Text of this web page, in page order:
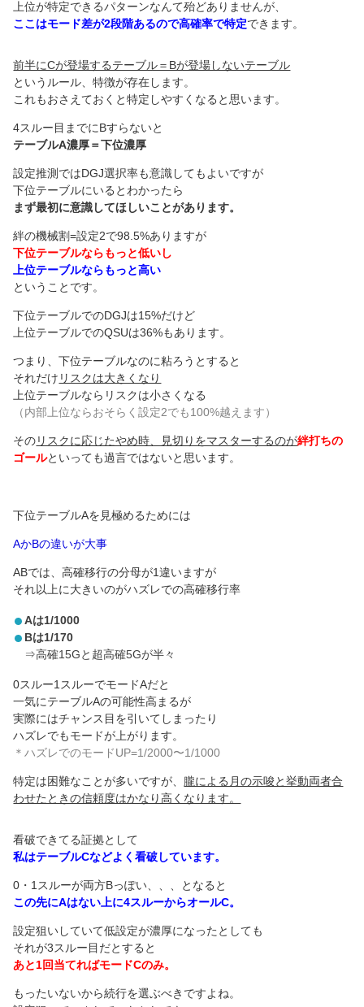
上位が特定できるパターンなんて殆どありませんが、
ここはモード差が2段階あるので高確率で特定できます。
前半にCが登場するテーブル＝Bが登場しないテーブル
というルール、特徴が存在します。
これもおさえておくと特定しやすくなると思います。
4スルー目までにBすらないと
テーブルA濃厚＝下位濃厚
設定推測ではDGJ選択率も意識してもよいですが
下位テーブルにいるとわかったら
まず最初に意識してほしいことがあります。
絆の機械割=設定2で98.5%ありますが
下位テーブルならもっと低いし
上位テーブルならもっと高い
ということです。
下位テーブルでのDGJは15%だけど
上位テーブルでのQSUは36%もあります。
つまり、下位テーブルなのに粘ろうとすると
それだけ リスクは大きくなり
上位テーブルならリスクは小さくなる
（内部上位ならおそらく設定2でも100%越えます）
そのリスクに応じたやめ時、見切りをマスターするのが絆打ちの
ゴールといっても過言ではないと思います。
下位テーブルAを見極めるためには
AかBの違いが大事
ABでは、高確移行の分母が1違いますが
それ以上に大きいのがハズレでの高確移行率
Aは1/1000
Bは1/170
⇒高確15Gと超高確5Gが半々
0スルー1スルーでモードAだと
一気にテーブルAの可能性高まるが
実際にはチャンス目を引いてしまったり
ハズレでもモードが上がります。
＊ハズレでのモードUP=1/2000〜1/1000
特定は困難なことが多いですが、 朧による月の示唆と挙動両者合
わせたときの信頼度はかなり高くなります。
看破できてる証拠として
私はテーブルCなどよく看破しています。
0・1スルーが両方Bっぽい、、、となると
この先にAはない上に4スルーからオールC。
設定狙いしていて低設定が濃厚になったとしても
それが3スルー目だとすると
あと1回当てればモードCのみ。
もったいないから続行を選ぶべきですよね。